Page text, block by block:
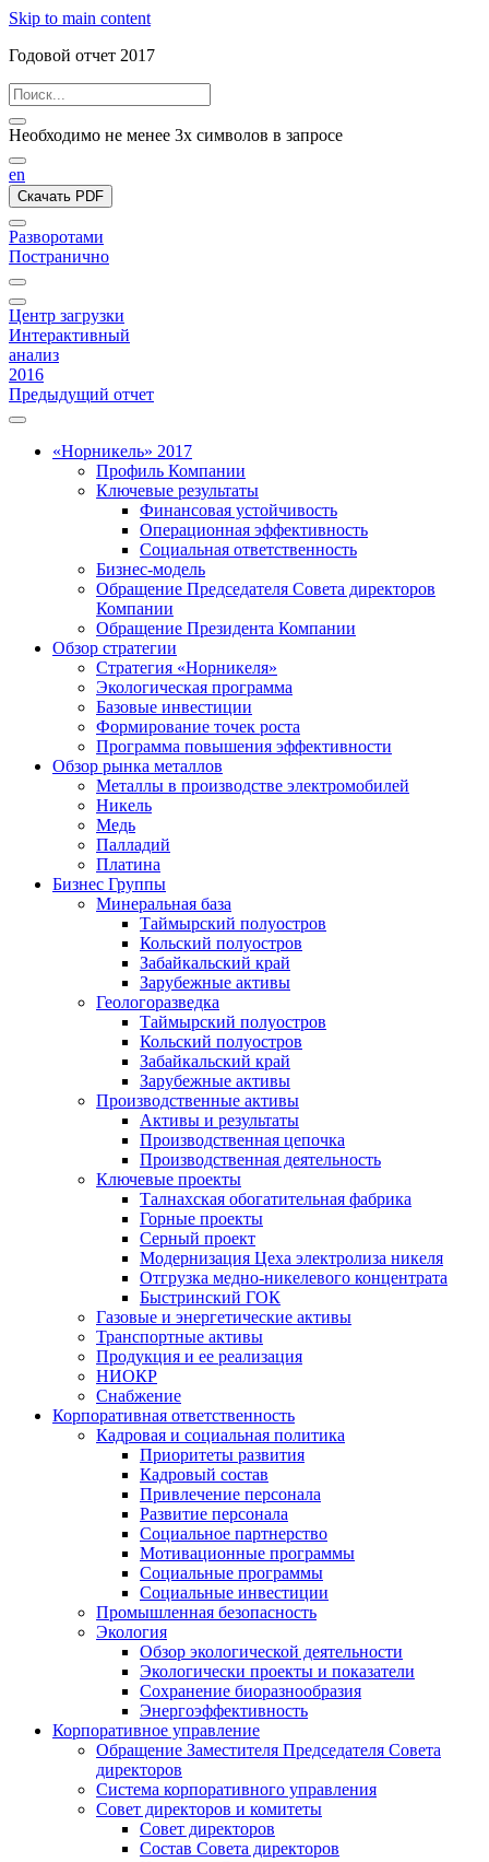
Skip to main content
Годовой отчет 2017
Необходимо не менее 3х символов в запросе
en
Скачать PDF
Разворотами
Постранично
Центр загрузки
Интерактивный
анализ
2016
Предыдущий отчет
«Норникель» 2017
Профиль Компании
Ключевые результаты
Финансовая устойчивость
Операционная эффективность
Социальная ответственность
Бизнес-модель
Обращение Председателя Совета директоров
Компании
Обращение Президента Компании
Обзор стратегии
Стратегия «Норникеля»
Экологическая программа
Базовые инвестиции
Формирование точек роста
Программа повышения эффективности
Обзор рынка металлов
Металлы в производстве электромобилей
Никель
Медь
Палладий
Платина
Бизнес Группы
Минеральная база
Таймырский полуостров
Кольский полуостров
Забайкальский край
Зарубежные активы
Геологоразведка
Таймырский полуостров
Кольский полуостров
Забайкальский край
Зарубежные активы
Производственные активы
Активы и результаты
Производственная цепочка
Производственная деятельность
Ключевые проекты
Талнахская обогатительная фабрика
Горные проекты
Серный проект
Модернизация Цеха электролиза никеля
Отгрузка медно-никелевого концентрата
Быстринский ГОК
Газовые и энергетические активы
Транспортные активы
Продукция и ее реализация
НИОКР
Снабжение
Корпоративная ответственность
Кадровая и социальная политика
Приоритеты развития
Кадровый состав
Привлечение персонала
Развитие персонала
Социальное партнерство
Мотивационные программы
Социальные программы
Социальные инвестиции
Промышленная безопасность
Экология
Обзор экологической деятельности
Экологически проекты и показатели
Сохранение биоразнообразия
Энергоэффективность
Корпоративное управление
Обращение Заместителя Председателя Совета
директоров
Система корпоративного управления
Совет директоров и комитеты
Совет директоров
Состав Совета директоров